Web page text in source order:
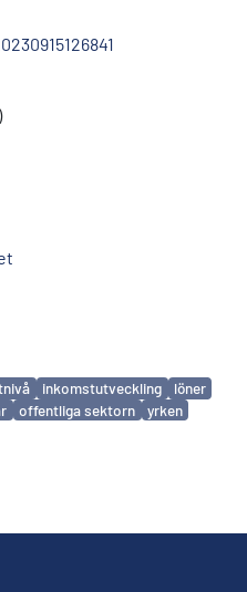
inkomstutveckling
löner
offentliga sektorn yrken